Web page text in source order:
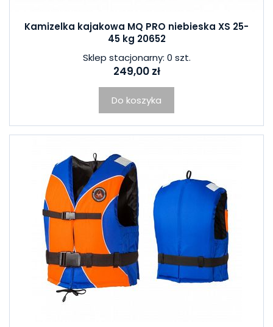
Kamizelka kajakowa MQ PRO niebieska XS 25-
45 kg 20652
Sklep stacjonarny: 0 szt.
249,00 zł
Do koszyka